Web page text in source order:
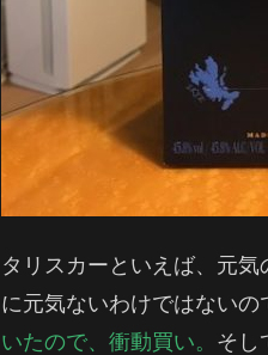
タリスカーといえば、元
に元気ないわけではないの
いたので、衝動買い。 そし